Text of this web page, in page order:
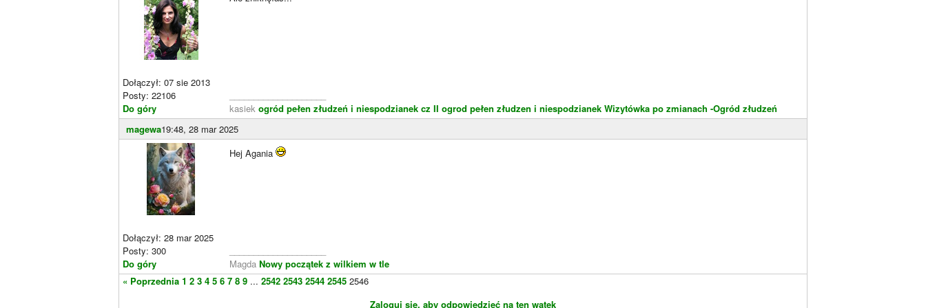
Dołączył: 07 sie 2013
Posty: 22106
Do góry
kasiek ogród pełen złudzeń i niespodzianek cz II ogrod pełen złudzen i niespodzianek Wizytówka po zmianach -Ogród złudzeń
magewa19:48, 28 mar 2025
Dołączył: 28 mar 2025
Posty: 300
Do góry
Hej Agania
Magda Nowy początek z wilkiem w tle
« Poprzednia 1 2 3 4 5 6 7 8 9 ... 2542 2543 2544 2545 2546
Zaloguj się, aby odpowiedzieć na ten wątek